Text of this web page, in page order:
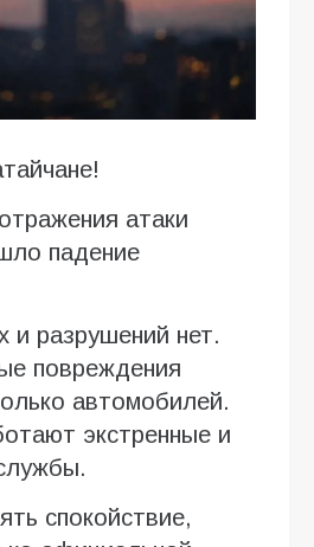
атаки
падение
и разрушений нет.
повреждения
автомобилей.
экстренные и
спокойствие,